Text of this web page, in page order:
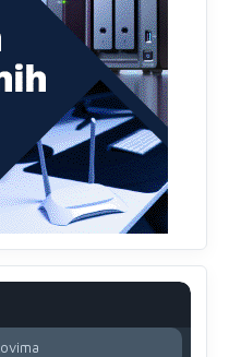
strah, posebno kada
sa slabijim vidom ili
za IZBORE a danas su